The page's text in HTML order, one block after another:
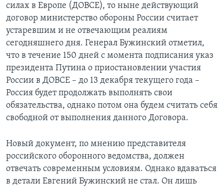
силах в Европе (ДОВСЕ), то ныне действующий
договор министерство обороны России считает
устаревшим и не отвечающим реалиям
сегодняшнего дня. Генерал Бужинский отметил,
что в течение 150 дней с момента подписания указ
президента Путина о приостановлении участия
России в ДОВСЕ – до 13 декабря текущего года –
Россия будет продолжать выполнять свои
обязательства, однако потом она будем считать себя
свободной от выполнения данного Договора.
Новый документ, по мнению представителя
российского оборонного ведомства, должен
отвечать современным условиям. Однако вдаваться
в детали Евгений Бужинский не стал. Он лишь